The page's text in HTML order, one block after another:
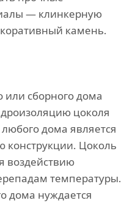
— клинкерную
камень.
или сборного дома
цоколя
дома является
конструкции. Цоколь
воздействию
температуры.
дома нуждается